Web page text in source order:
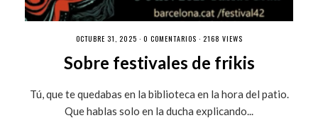
OCTUBRE 31, 2025 · 0 COMENTARIOS · 2168 VIEWS
Sobre festivales de frikis
Tú, que te quedabas en la biblioteca en la hora del patio.
Que hablas solo en la ducha explicando...